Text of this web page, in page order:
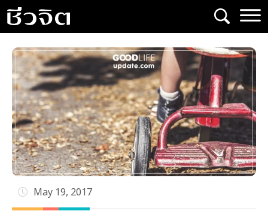
Skip
to
content
May 19, 2017